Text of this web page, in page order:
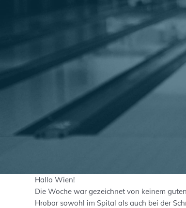
Hallo Wien!
Die Woche war gezeichnet von keinem
Hrobar sowohl im Spital als auch bei der